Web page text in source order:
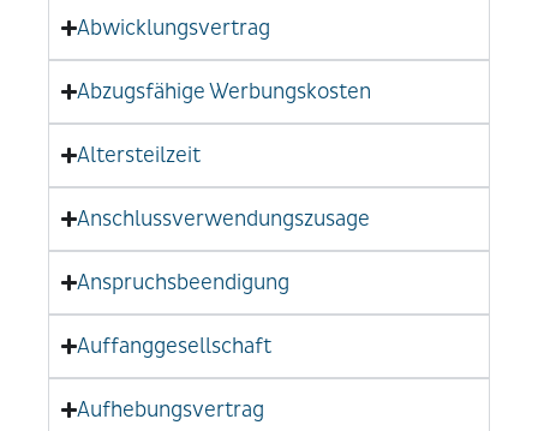
Abwicklungsvertrag
Abzugsfähige Werbungskosten
Altersteilzeit
Anschlussverwendungszusage
Anspruchsbeendigung
Auffanggesellschaft
Aufhebungsvertrag